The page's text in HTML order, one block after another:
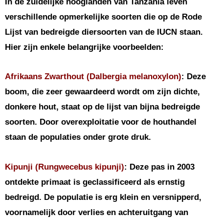
verschillende opmerkelijke soorten die op de Rode
Lijst van bedreigde diersoorten van de IUCN staan.
Hier zijn enkele belangrijke voorbeelden:
Afrikaans Zwarthout (Dalbergia melanoxylon): Deze
boom, die zeer gewaardeerd wordt om zijn dichte,
donkere hout, staat op de lijst van bijna bedreigde
soorten. Door overexploitatie voor de houthandel
staan de populaties onder grote druk.
Kipunji (Rungwecebus kipunji): Deze pas in 2003
ontdekte primaat is geclassificeerd als ernstig
bedreigd. De populatie is erg klein en versnipperd,
voornamelijk door verlies en achteruitgang van